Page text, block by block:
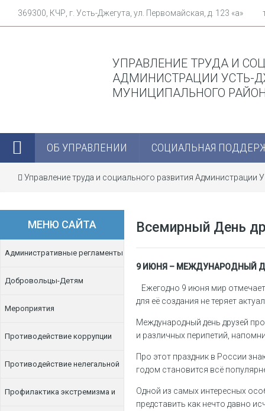
369300, КЧР, г. Усть-Джегута, ул. Первомайская, д. 123 «а»
УПРАВЛЕНИЕ ТРУДА И
АДМИНИСТРАЦИИ УСТЬ-
МУНИЦИПАЛЬНОГО
ОБ УПРАВЛЕНИИ СОЦИАЛЬНАЯ
Управление труда и социального развития Администрации
МЕНЮ САЙТА
Административные регламенты
Добровольцы-Детям
Мероприятия
Противодействие коррупции
Противодействие нелегальной
занятости
Профилактика экстремизма и
Всемирный День
9 ИЮНЯ – МЕЖДУНАРОДНЫЙ
Ежегодно 9 июня мир
для её создания не теряет
Международный день друзей
и различных перипетий,
Про этот праздник в России
годом становится всё
Одной из самых интересных
представить как нечто давно